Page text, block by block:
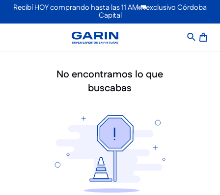
Recibí HOY comprando hasta las 11 AM🚛exclusivo Córdoba
Capital
No encontramos lo que
buscabas